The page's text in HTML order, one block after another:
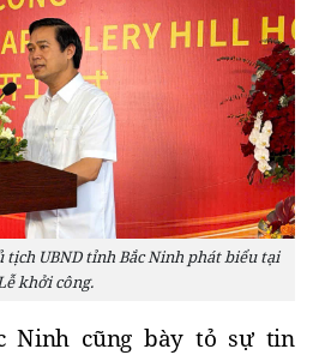
tịch UBND tỉnh Bắc Ninh phát biểu tại
khởi công.
Ninh cũng bày tỏ sự tin